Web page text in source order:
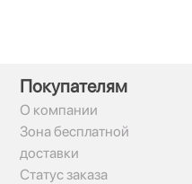
Покупателям
О компании
Зона бесплатной
доставки
Статус заказа